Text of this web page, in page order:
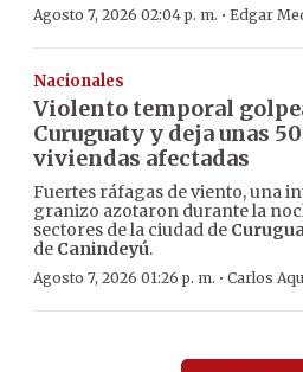
Agosto 7, 2026 02:04 p. m. · Edgar
Nacionales
Violento temporal
Curuguaty y deja unas 50
viviendas afectadas
Fuertes ráfagas de viento, una
granizo azotaron durante la
sectores de la ciudad de
de Canindeyú.
Agosto 7, 2026 01:26 p. m. · Carlos